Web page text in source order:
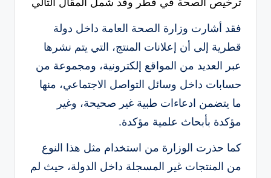
فقد أشارت وزارة الصحة العامة داخل دولة
قطرية إلى أن إعلانات المنتج، التي يتم نشرها
عبر العديد من المواقع إلكترونية، ومجموعة من
حسابات داخل وسائل التواصل الاجتماعي، منها
ما يتضمن ادعاءات طبية غير صحيحة، وغير
مؤكدة بأبحاث علمية مؤكدة.
كما حذرت الوزارة من استخدام مثل هذا النوع
من المنتجات غير المسجلة داخل الدولة، حيث لم